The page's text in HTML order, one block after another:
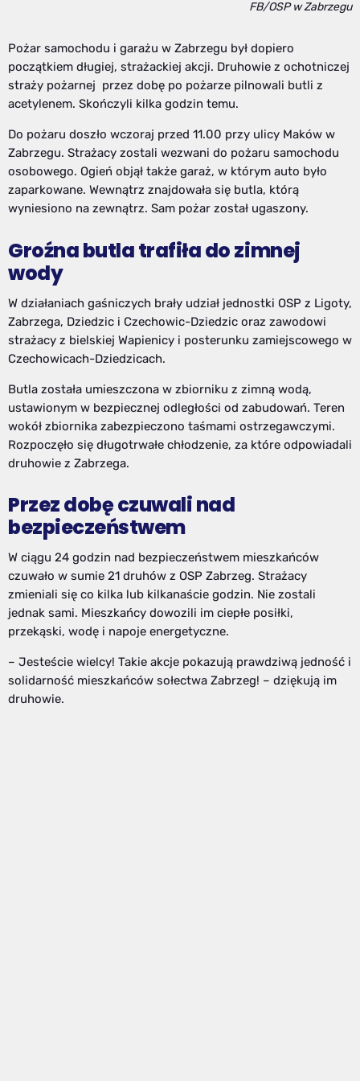
FB/OSP w Zabrzegu
Pożar samochodu i garażu w Zabrzegu był dopiero
początkiem długiej, strażackiej akcji. Druhowie z ochotniczej
straży pożarnej przez dobę po pożarze pilnowali butli z
acetylenem. Skończyli kilka godzin temu.
Do pożaru doszło wczoraj przed 11.00 przy ulicy Maków w
Zabrzegu. Strażacy zostali wezwani do pożaru samochodu
osobowego. Ogień objął także garaż, w którym auto było
zaparkowane. Wewnątrz znajdowała się butla, którą
wyniesiono na zewnątrz. Sam pożar został ugaszony.
Groźna butla trafiła do zimnej
wody
W działaniach gaśniczych brały udział jednostki OSP z Ligoty,
Zabrzega, Dziedzic i Czechowic-Dziedzic oraz zawodowi
strażacy z bielskiej Wapienicy i posterunku zamiejscowego w
Czechowicach-Dziedzicach.
Butla została umieszczona w zbiorniku z zimną wodą,
ustawionym w bezpiecznej odległości od zabudowań. Teren
wokół zbiornika zabezpieczono taśmami ostrzegawczymi.
Rozpoczęło się długotrwałe chłodzenie, za które odpowiadali
druhowie z Zabrzega.
Przez dobę czuwali nad
bezpieczeństwem
W ciągu 24 godzin nad bezpieczeństwem mieszkańców
czuwało w sumie 21 druhów z OSP Zabrzeg. Strażacy
zmieniali się co kilka lub kilkanaście godzin. Nie zostali
jednak sami. Mieszkańcy dowozili im ciepłe posiłki,
przekąski, wodę i napoje energetyczne.
– Jesteście wielcy! Takie akcje pokazują prawdziwą jedność i
solidarność mieszkańców sołectwa Zabrzeg! – dziękują im
druhowie.